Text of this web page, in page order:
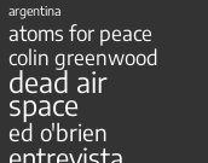
argentina
atoms for peace
colin greenwood
dead air
space
ed o'brien